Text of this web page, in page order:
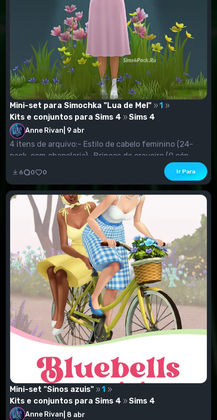
Mini-set para Simochka "Lua de Mel"
1
Kits e conjuntos para Sims 4
Sims 4
Anne Rivan 9 abr
4 itens de arquivo:- Estilo de cabelo feminino (24-
pack, com chapelaria)- Brincos de craveiro (9 cóp...
6 0 0 Ir Para
Mini-set "Sinos azuis"
1
Kits e conjuntos para Sims 4
Sims 4
Anne Rivan 8 abr